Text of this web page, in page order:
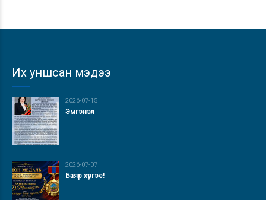
Их уншсан мэдээ
2026-07-15
Эмгэнэл
2026-07-07
Баяр хүргэе!